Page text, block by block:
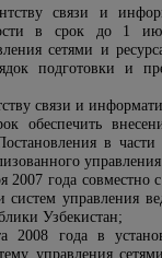
связи и
в срок до 1
сетями и
подготовки и
связи и
обеспечить
в
2007 года
систем управления
Узбекистан;
года в
управления